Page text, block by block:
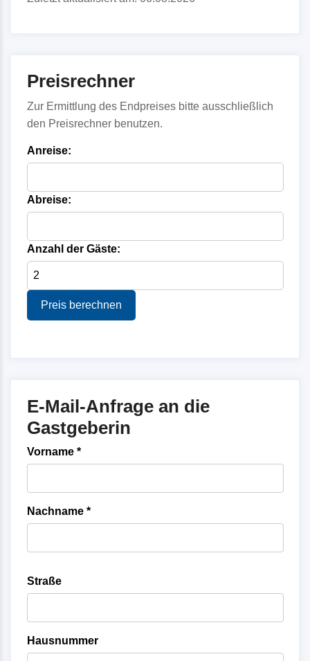
Preisrechner
Zur Ermittlung des Endpreises bitte ausschließlich
den Preisrechner benutzen.
Anreise:
Abreise:
Anzahl der Gäste:
Preis berechnen
E-Mail-Anfrage an die
Gastgeberin
Vorname *
Nachname *
Straße
Hausnummer